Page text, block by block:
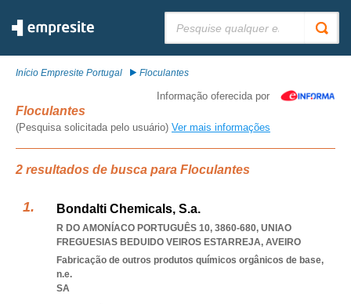
Início Empresite Portugal Floculantes
Informação oferecida por
Floculantes
(Pesquisa solicitada pelo usuário) Ver mais informações
2 resultados de busca para Floculantes
Bondalti Chemicals, S.a.
R DO AMONÍACO PORTUGUÊS 10, 3860-680, UNIAO
FREGUESIAS BEDUIDO VEIROS ESTARREJA, AVEIRO
Fabricação de outros produtos químicos orgânicos de base,
n.e.
SA